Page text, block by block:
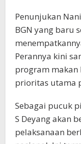
Penunjukan
BGN yang baru
Perannya kini
program makan
prioritas utama
Sebagai pucuk
S Deyang akan
pelaksanaan